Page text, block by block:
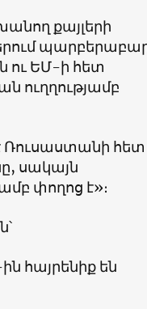
քայլերի
ու ԵՄ-ի հետ
ուղղությամբ
Ռուսաստանի հետ
սակայն
փողոց է»։
հայրենիք են